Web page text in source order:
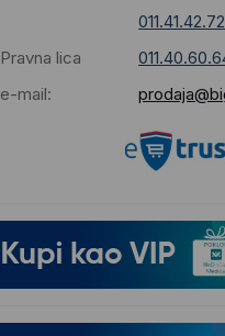
Pravna lica
e-mail: